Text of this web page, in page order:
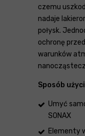
czemu
nadaje
połysk.
ochronę
warunków
Sposób
Umyć
SONAX
Elementy